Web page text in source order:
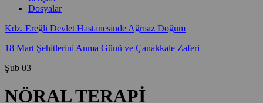
Dosyalar
Kdz. Ereğli Devlet Hastanesinde Ağrısız Doğum
18 Mart Şehitlerini Anma Günü ve Çanakkale Zaferi
Şub 03
NÖRAL TERAPİ